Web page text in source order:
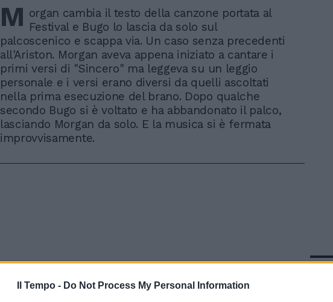
Il Tempo - Do Not Process My Personal Information
M organ cambia il testo della canzone portata al
Festival e Bugo lo lascia da solo sul
palcoscenico e scappa via. Un caso senza precedenti
all'Ariston. Morgan aveva appena iniziato a cantare i
primi versi di "Sincero" ma leggeva su un leggio
personale e i versi erano diversi da quelli ascoltati
nella prima esecuzione del brano. Dopo qualche
secondo Bugo si è voltato e ha abbandonato il palco,
lasciando Morgan da solo. E la musica si è fermata
improvvisamente.
In